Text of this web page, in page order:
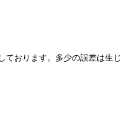
ております。多少の誤差は生じ